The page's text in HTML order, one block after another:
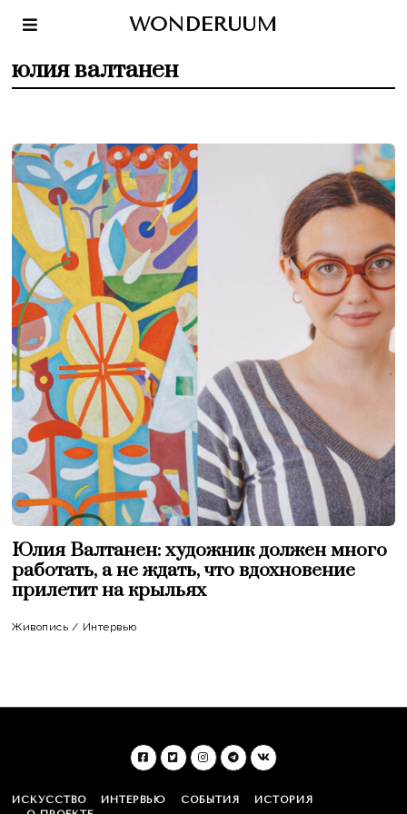
WONDERUUM
юлия валтанен
Юлия Валтанен: художник должен много
работать, а не ждать, что вдохновение
прилетит на крыльях
Живопись / Интервью
ИСКУССТВО ИНТЕРВЬЮ СОБЫТИЯ
ИСТОРИЯ